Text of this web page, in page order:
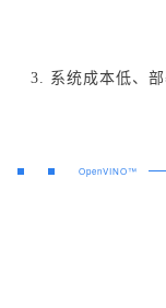
3. 系统成本低、
OpenVINO™